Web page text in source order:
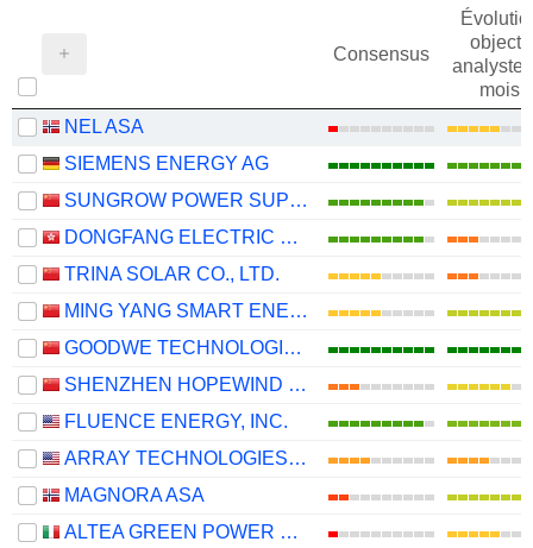
Consensus
objectif
mois
NEL ASA
SIEMENS ENERGY AG
SUNGROW POWER SUPPLY CO., LTD.
DONGFANG ELECTRIC CORPORATION LIMITED
TRINA SOLAR CO., LTD.
MING YANG SMART ENERGY GROUP LIMITED
GOODWE TECHNOLOGIES CO., LTD.
SHENZHEN HOPEWIND ELECTRIC CO., LTD.
FLUENCE ENERGY, INC.
ARRAY TECHNOLOGIES, INC.
MAGNORA ASA
ALTEA GREEN POWER S.P.A.